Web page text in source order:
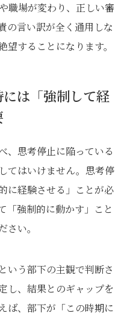
職場が変わり、正しい審
の言い訳が全く通用しな
することになります。
には「強制して経
、思考停止に陥っている
てはいけません。思考停
に経験させる」ことが必
「強制的に動かす」こと
い。
いう部下の主観で判断さ
し、結果とのギャップを
ば、部下が「この時期に